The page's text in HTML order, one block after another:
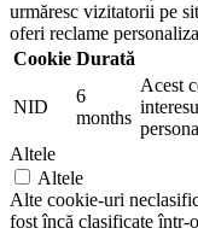
urmăresc vizitatorii pe
oferi reclame
Cookie Durată
NID
6
months
Acest
Altele
Altele
Alte cookie-uri
fost încă clasificate într-